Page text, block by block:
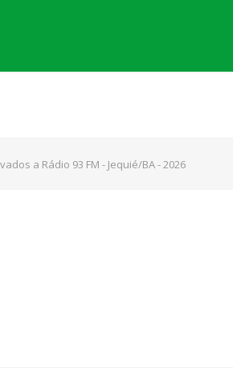
a Rádio 93 FM - Jequié/BA - 2026